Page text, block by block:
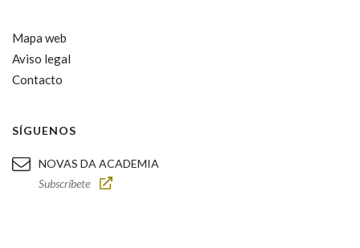
Mapa web
Aviso legal
Contacto
SÍGUENOS
NOVAS DA ACADEMIA
Subscríbete